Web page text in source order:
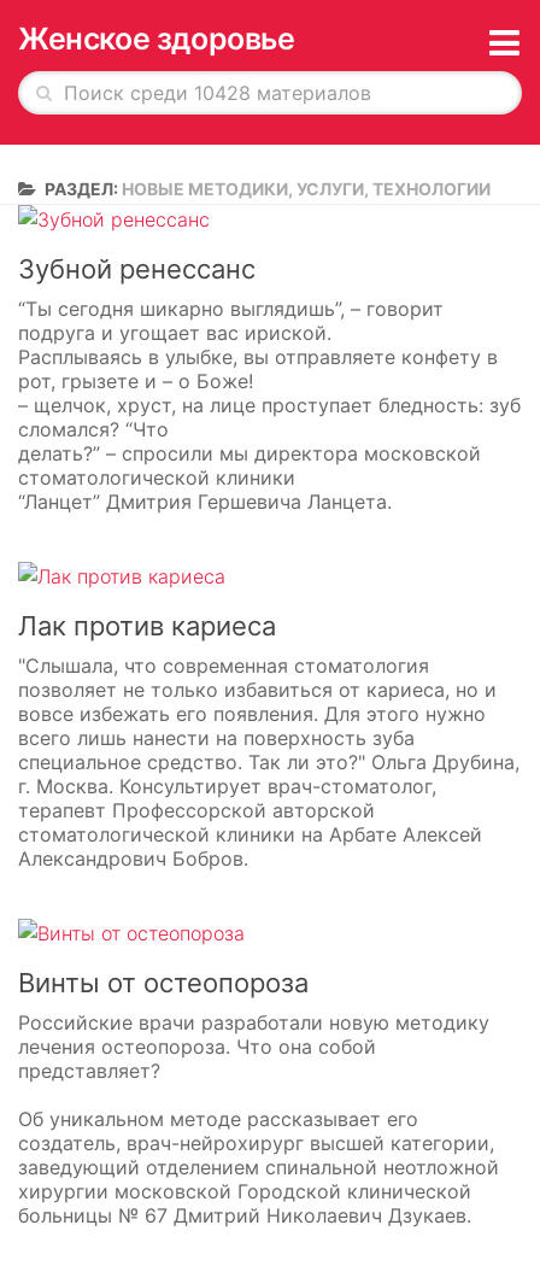
Женское здоровье
История в обложках
О журнале
Редакция
Рекламодателям
Подписка
Архив
РАЗДЕЛ: НОВЫЕ МЕТОДИКИ, УСЛУГИ, ТЕХНОЛОГИИ
Зубной ренессанс
“Ты сегодня шикарно выглядишь”, – говорит
подруга и угощает вас ириской.
Расплываясь в улыбке, вы отправляете конфету в
рот, грызете и – о Боже!
– щелчок, хруст, на лице проступает бледность: зуб
сломался? “Что
делать?” – спросили мы директора московской
стоматологической клиники
“Ланцет” Дмитрия Гершевича Ланцета.
Лак против кариеса
"Слышала, что современная стоматология
позволяет не только избавиться от кариеса, но и
вовсе избежать его появления. Для этого нужно
всего лишь нанести на поверхность зуба
специальное средство. Так ли это?" Ольга Друбина,
г. Москва. Консультирует врач-стоматолог,
терапевт Профессорской авторской
стоматологической клиники на Арбате Алексей
Александрович Бобров.
Винты от остеопороза
Российские врачи разработали новую методику
лечения остеопороза. Что она собой
представляет?
Об уникальном методе рассказывает его
создатель, врач-нейрохирург высшей категории,
заведующий отделением спинальной неотложной
хирургии московской Городской клинической
больницы № 67 Дмитрий Николаевич Дзукаев.